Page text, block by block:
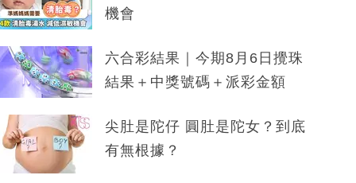
機會
六合彩結果｜今期8月6日攪珠
結果＋中獎號碼＋派彩金額
尖肚是陀仔 圓肚是陀女？到底
有無根據？